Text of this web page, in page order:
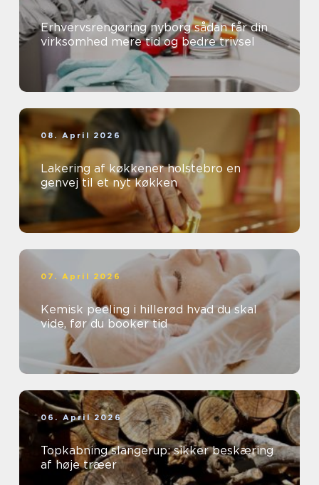
Erhvervsrengøring nyborg sådan får din
virksomhed mere tid og bedre trivsel
08. April 2026
Lakering af køkkener holstebro en
genvej til et nyt køkken
07. April 2026
Kemisk peeling i hillerød hvad du skal
vide, før du booker tid
06. April 2026
Topkabning slangerup: sikker beskæring
af høje træer